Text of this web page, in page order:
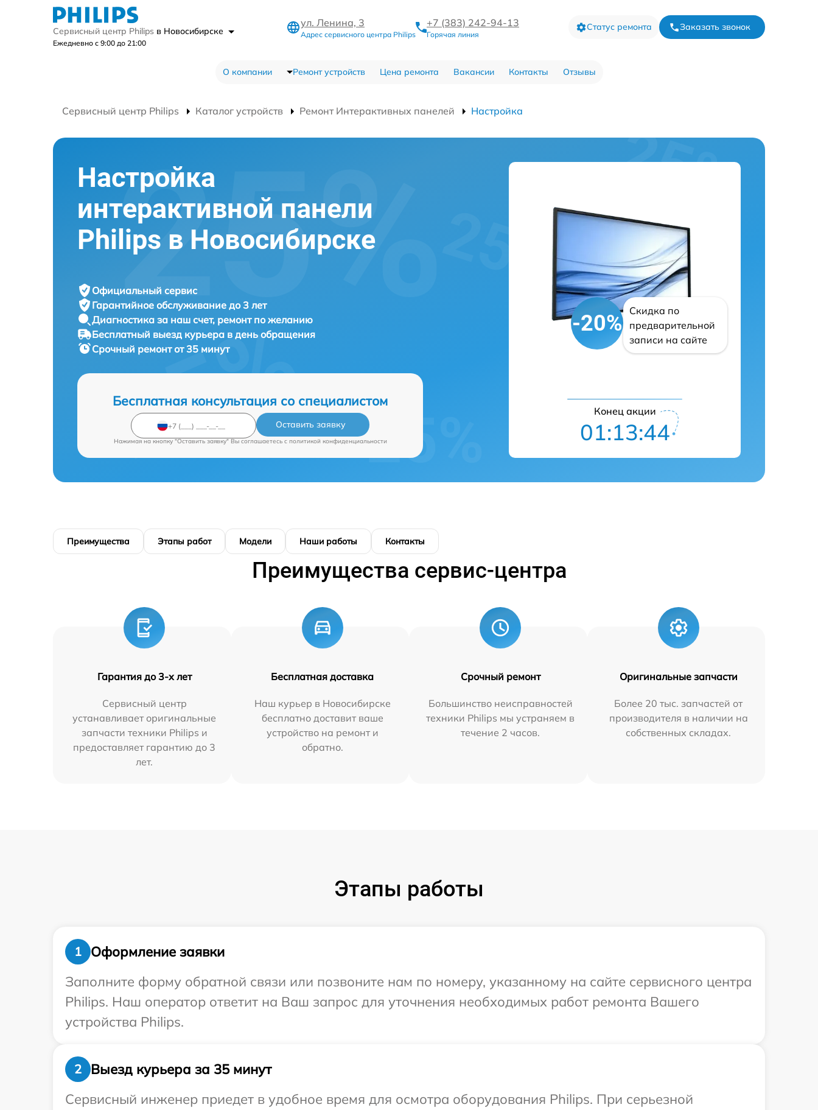
Сервисный центр Philips в Новосибирске
Ежедневно с 9:00 до 21:00
ул. Ленина, 3
Адрес сервисного центра Philips
+7 (383) 242-94-13
Горячая линия
Статус ремонта Заказать звонок
О компании Ремонт устройств Цена ремонта Вакансии Контакты Отзывы
Сервисный центр Philips Каталог устройств Ремонт Интерактивных панелей Настройка
Настройка
интерактивной панели
Philips в Новосибирске
Официальный сервис
Гарантийное обслуживание до 3 лет
Диагностика за наш счет, ремонт по желанию
Бесплатный выезд курьера в день обращения
Срочный ремонтот 35 минут
Бесплатная консультация со специалистом
Оставить заявку
Нажимая на кнопку "Оставить заявку" Вы соглашаетесь c политикой конфиденциальности
-20%
Скидка по
предварительной
записи на сайте
Конец акции
01:13:42
Преимущества Этапы работ Модели Наши работы Контакты
Преимущества сервис-центра
Гарантия до 3-х лет
Сервисный центр
устанавливает оригинальные
запчасти техники Philips и
предоставляет гарантию до 3
лет.
Бесплатная доставка
Наш курьер в Новосибирске
бесплатно доставит ваше
устройство на ремонт и
обратно.
Срочный ремонт
Большинство неисправностей
техники Philips мы устраняем в
течение 2 часов.
Оригинальные запчасти
Более 20 тыс. запчастей от
производителя в наличии на
собственных складах.
Этапы работы
1
Оформление заявки
Заполните форму обратной связи или позвоните нам по номеру, указанному на сайте сервисного центра
Philips. Наш оператор ответит на Ваш запрос для уточнения необходимых работ ремонта Вашего
устройства Philips.
2
Выезд курьера за 35 минут
Сервисный инженер приедет в удобное время для осмотра оборудования Philips. При серьезной